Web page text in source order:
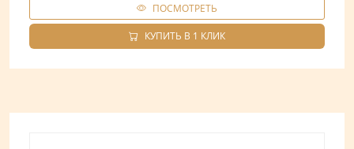
ПОСМОТРЕТЬ
КУПИТЬ В 1 КЛИК